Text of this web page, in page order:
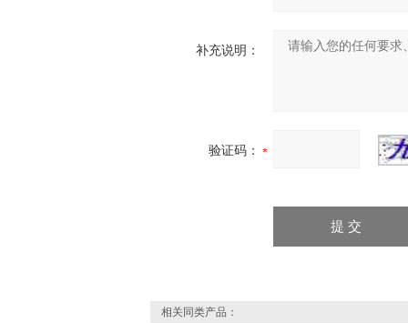
补充说明：
验证码：
相关同类产品：